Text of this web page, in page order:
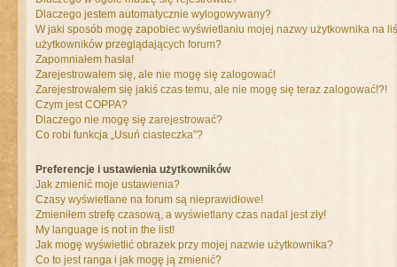
Dlaczego jestem automatycznie wylogowywany?
W jaki sposób mogę zapobiec wyświetlaniu mojej nazwy użytkownika na
użytkowników przeglądających forum?
Zapomniałem hasła!
Zarejestrowałem się, ale nie mogę się zalogować!
Zarejestrowałem się jakiś czas temu, ale nie mogę się teraz zalogować!?!
Czym jest COPPA?
Dlaczego nie mogę się zarejestrować?
Co robi funkcja „Usuń ciasteczka”?
Preferencje i ustawienia użytkowników
Jak zmienić moje ustawienia?
Czasy wyświetlane na forum są nieprawidłowe!
Zmieniłem strefę czasową, a wyświetlany czas nadal jest zły!
My language is not in the list!
Jak mogę wyświetlić obrazek przy mojej nazwie użytkownika?
Co to jest ranga i jak mogę ją zmienić?